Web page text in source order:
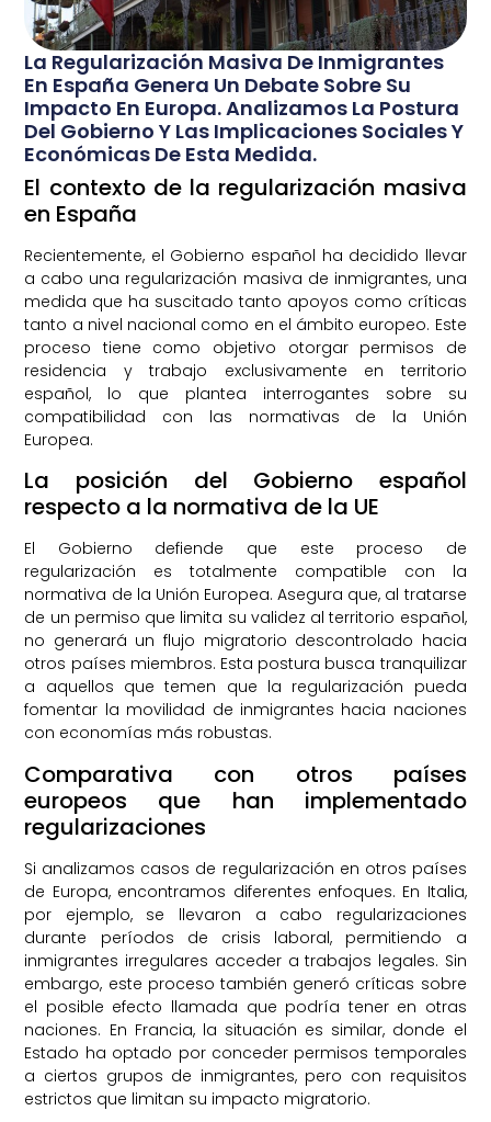
La Regularización Masiva De Inmigrantes
En España Genera Un Debate Sobre Su
Impacto En Europa. Analizamos La Postura
Del Gobierno Y Las Implicaciones Sociales Y
Económicas De Esta Medida.
El contexto de la regularización masiva
en España
Recientemente, el Gobierno español ha decidido llevar
a cabo una regularización masiva de inmigrantes, una
medida que ha suscitado tanto apoyos como críticas
tanto a nivel nacional como en el ámbito europeo. Este
proceso tiene como objetivo otorgar permisos de
residencia y trabajo exclusivamente en territorio
español, lo que plantea interrogantes sobre su
compatibilidad con las normativas de la Unión
Europea.
La posición del Gobierno español
respecto a la normativa de la UE
El Gobierno defiende que este proceso de
regularización es totalmente compatible con la
normativa de la Unión Europea. Asegura que, al tratarse
de un permiso que limita su validez al territorio español,
no generará un flujo migratorio descontrolado hacia
otros países miembros. Esta postura busca tranquilizar
a aquellos que temen que la regularización pueda
fomentar la movilidad de inmigrantes hacia naciones
con economías más robustas.
Comparativa con otros países
europeos que han implementado
regularizaciones
Si analizamos casos de regularización en otros países
de Europa, encontramos diferentes enfoques. En Italia,
por ejemplo, se llevaron a cabo regularizaciones
durante períodos de crisis laboral, permitiendo a
inmigrantes irregulares acceder a trabajos legales. Sin
embargo, este proceso también generó críticas sobre
el posible efecto llamada que podría tener en otras
naciones. En Francia, la situación es similar, donde el
Estado ha optado por conceder permisos temporales
a ciertos grupos de inmigrantes, pero con requisitos
estrictos que limitan su impacto migratorio.